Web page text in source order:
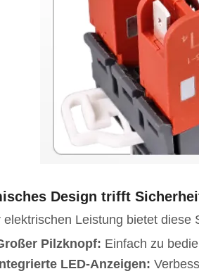
Design trifft
elektrischen Leistung bietet diese
Pilzknopf: Einfach zu
LED-Anzeigen: